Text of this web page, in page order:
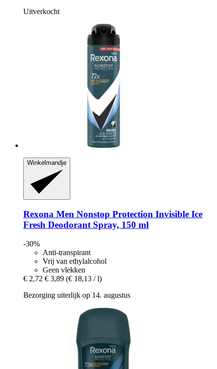
Uitverkocht
Winkelmandje
Rexona Men Nonstop Protection Invisible Ice
Fresh Deodorant Spray, 150 ml
-30%
Anti-transpirant
Vrij van ethylalcohol
Geen vlekken
€ 2,72 € 3,89 (€ 18,13 / l)
Bezorging uiterlijk op 14. augustus